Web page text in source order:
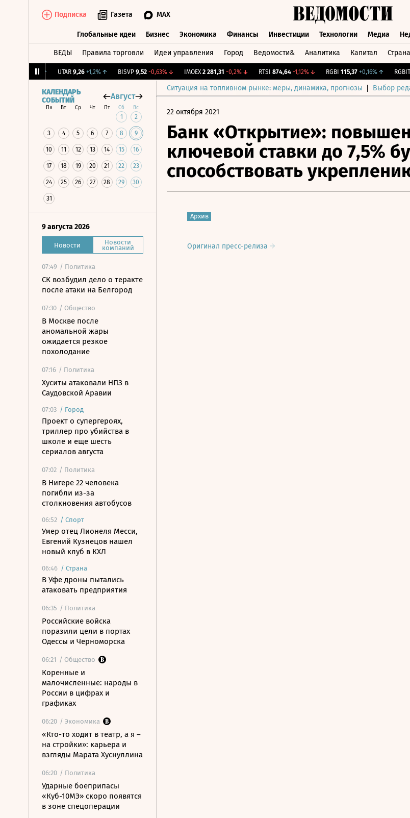
Подписка Газета MAX
Глобальные идеи Бизнес Экономика Финансы Инвестиции Технологии Медиа
ВЕДЫ Правила торговли Идеи управления Город Ведомости& Аналитика Капитал Страна
UTAR 9,26 +1,2%↑ BISVP 9,52 -0,63%↓ IMOEX 2 281,31 -0,2%↓ RTSI 874,64 -1,12%↓ RGBI 115,37 +0,16%↑ RGBITR
Ситуация на топливном рынке: меры, динамика, прогнозы Выбор
КАЛЕНДАРЬ
СОБЫТИЙ
Август
Пн Вт Ср Чт Пт Сб Вс
1 2
3 4 5 6 7 8 9
10 11 12 13 14 15 16
17 18 19 20 21 22 23
24 25 26 27 28 29 30
31
9 августа 2026
Новости Новости
компаний
07:49 / Политика
СК возбудил дело о теракте
после атаки на Белгород
07:30 / Общество
В Москве после
аномальной жары
ожидается резкое
похолодание
07:16 / Политика
Хуситы атаковали НПЗ в
Саудовской Аравии
07:03 / Город
Проект о супергероях,
триллер про убийства в
школе и еще шесть
сериалов августа
07:02 / Политика
В Нигере 22 человека
погибли из-за
столкновения автобусов
06:52 / Спорт
Умер отец Лионеля Месси,
Евгений Кузнецов нашел
новый клуб в КХЛ
06:46 / Страна
В Уфе дроны пытались
атаковать предприятия
06:35 / Политика
Российские войска
поразили цели в портах
Одессы и Черноморска
06:21 / Общество
Коренные и
малочисленные: народы в
России в цифрах и
графиках
06:20 / Экономика
«Кто-то ходит в театр, а я –
на стройки»: карьера и
взгляды Марата Хуснуллина
06:20 / Политика
Ударные боеприпасы
«Куб-10МЭ» скоро появятся
в зоне спецоперации
22 октября 2021
Банк «Открытие»:
ключевой ставки до 7,5%
способствовать
Архив
Оригинал пресс-релиза